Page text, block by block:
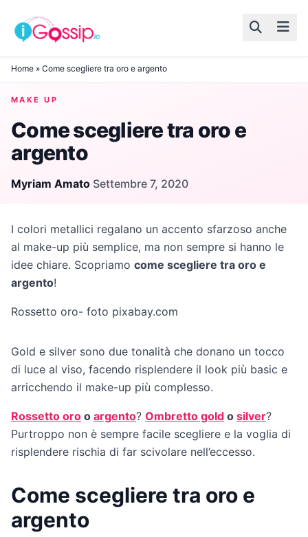
Skip to content
Home » Come scegliere tra oro e argento
MAKE UP
Come scegliere tra oro e
argento
Myriam Amato·Settembre 7, 2020
I colori metallici regalano un accento sfarzoso anche
al make-up più semplice, ma non sempre si hanno le
idee chiare. Scopriamo come scegliere tra oro e
argento!
Rossetto oro- foto pixabay.com
Gold e silver sono due tonalità che donano un tocco
di luce al viso, facendo risplendere il look più basic e
arricchendo il make-up più complesso.
Rossetto oro o argento? Ombretto gold o silver?
Purtroppo non è sempre facile scegliere e la voglia di
risplendere rischia di far scivolare nell’eccesso.
Come scegliere tra oro e
argento